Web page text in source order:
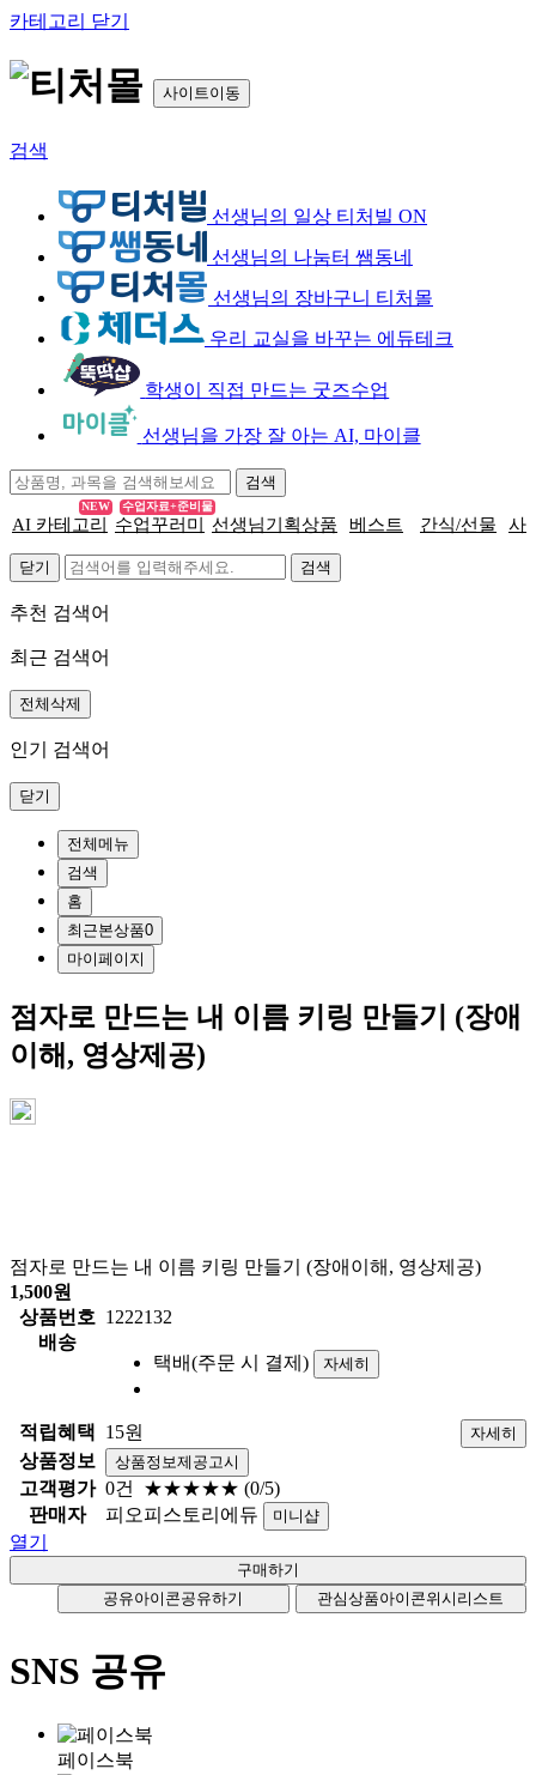
카테고리 닫기
사이트이동
검색
선생님의 일상 티처빌 ON
선생님의 나눔터 쌤동네
선생님의 장바구니 티처몰
우리 교실을 바꾸는 에듀테크
학생이 직접 만드는 굿즈수업
선생님을 가장 잘 아는 AI, 마이클
AI 카테고리
NEW
수업꾸러미
수업자료+준비물
선생님기획상품 베스트 간식/선물 사
닫기
추천 검색어
최근 검색어
전체삭제
인기 검색어
닫기
전체메뉴
검색
홈
최근본상품0
마이페이지
점자로 만드는 내 이름 키링 만들기 (장애
이해, 영상제공)
점자로 만드는 내 이름 키링 만들기 (장애이해, 영상제공)
1,500원
상품번호 1222132
배송
택배(주문 시 결제)
자세히
적립혜택 15원 자세히
상품정보 상품정보제공고시
고객평가 0건 ★★★★★ (0/5)
판매자
피오피스토리에듀 미니샵
열기
공유아이콘공유하기 관심상품아이콘위시리스트
SNS 공유
페이스북